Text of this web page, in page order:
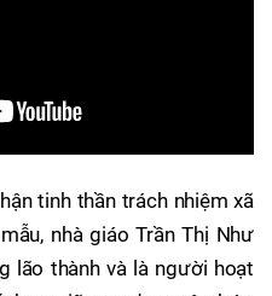
tinh thần trách nhiệm xã
nhà giáo Trần Thị Như
lão thành và là người hoạt